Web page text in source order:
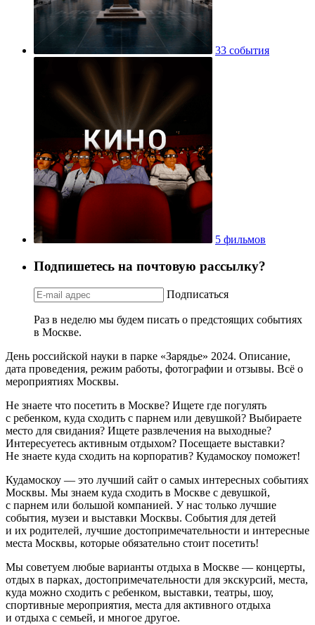
33 события
5 фильмов
Подпишетесь на почтовую рассылку?
Подписаться
Раз в неделю мы будем писать о предстоящих событиях
в Москве.
День российской науки в парке «Зарядье» 2024. Описание,
дата проведения, режим работы, фотографии и отзывы. Всё о
мероприятиях Москвы.
Не знаете что посетить в Москве? Ищете где погулять
с ребенком, куда сходить с парнем или девушкой? Выбираете
место для свидания? Ищете развлечения на выходные?
Интересуетесь активным отдыхом? Посещаете выставки?
Не знаете куда сходить на корпоратив? Кудамоскоу поможет!
Кудамоскоу — это лучший сайт о самых интересных событиях
Москвы. Мы знаем куда сходить в Москве с девушкой,
с парнем или большой компанией. У нас только лучшие
события, музеи и выставки Москвы. События для детей
и их родителей, лучшие достопримечательности и интересные
места Москвы, которые обязательно стоит посетить!
Мы советуем любые варианты отдыха в Москве — концерты,
отдых в парках, достопримечательности для экскурсий, места,
куда можно сходить с ребенком, выставки, театры, шоу,
спортивные мероприятия, места для активного отдыха
и отдыха с семьей, и многое другое.